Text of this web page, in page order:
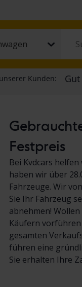
Festpreis
Bei Kvdcars
haben wir über
Fahrzeuge. Wir
Sie Ihr Fahrzeug
abnehmen!
Käufern vorführen
gesamten
führen eine
Sie erhalten Ihre